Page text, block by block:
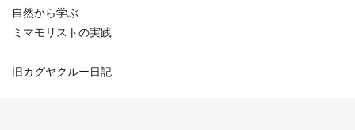
自然から学ぶ
ミマモリストの実践
旧カグヤクルー日記